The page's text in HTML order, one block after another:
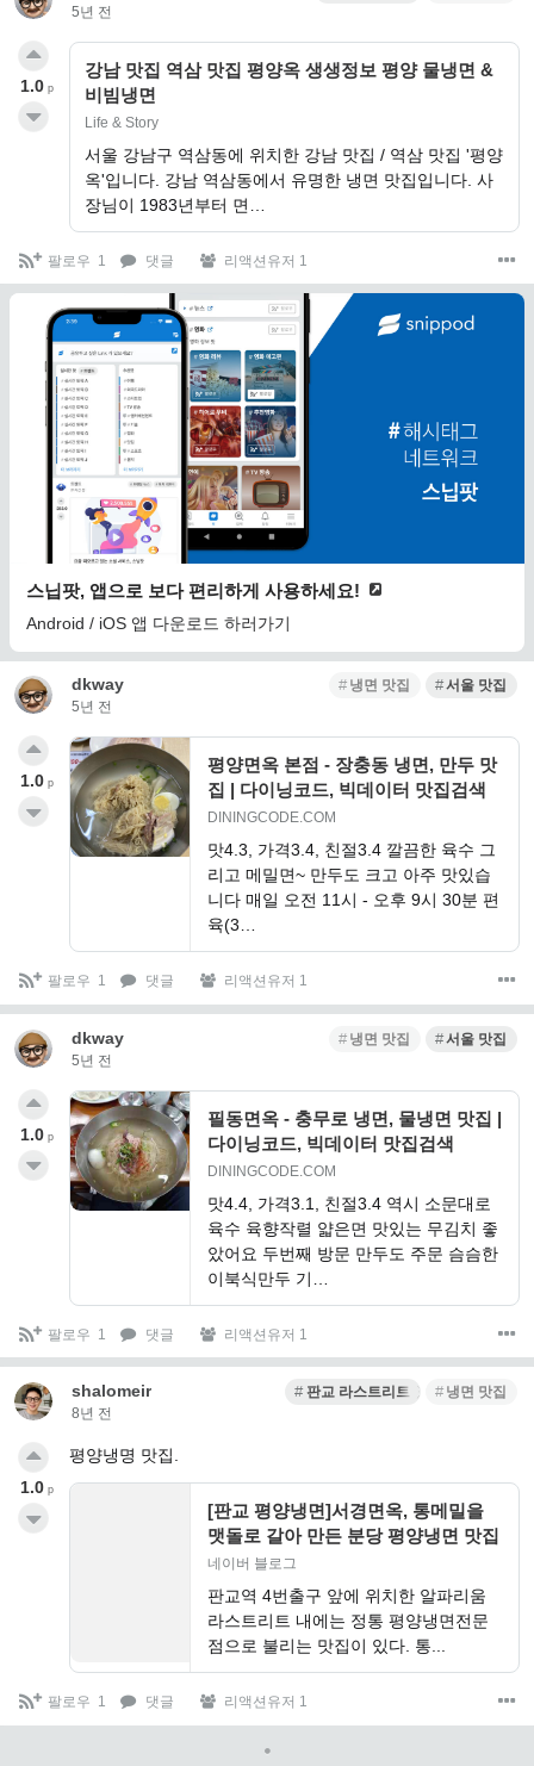
5년 전
강남 맛집 역삼 맛집 평양옥 생생정보 평양 물냉면 &
비빔냉면
Life & Story
서울 강남구 역삼동에 위치한 강남 맛집 / 역삼 맛집 '평양
옥'입니다. 강남 역삼동에서 유명한 냉면 맛집입니다. 사
장님이 1983년부터 면…
1.0 p
팔로우 1 댓글 리액션유저 1
스닙팟, 앱으로 보다 편리하게 사용하세요!
Android / iOS 앱 다운로드 하러가기
dkway
5년 전
냉면 맛집 서울 맛집
평양면옥 본점 - 장충동 냉면, 만두 맛
집 | 다이닝코드, 빅데이터 맛집검색
DININGCODE.COM
맛4.3, 가격3.4, 친절3.4 깔끔한 육수 그
리고 메밀면~ 만두도 크고 아주 맛있습
니다 매일 오전 11시 - 오후 9시 30분 편
육(3…
1.0 p
팔로우 1 댓글 리액션유저 1
dkway
5년 전
냉면 맛집 서울 맛집
필동면옥 - 충무로 냉면, 물냉면 맛집 |
다이닝코드, 빅데이터 맛집검색
DININGCODE.COM
맛4.4, 가격3.1, 친절3.4 역시 소문대로
육수 육향작렬 얇은면 맛있는 무김치 좋
았어요 두번째 방문 만두도 주문 슴슴한
이북식만두 기…
1.0 p
팔로우 1 댓글 리액션유저 1
shalomeir
8년 전
판교 라스트리트 맛집 냉면 맛집
평양냉명 맛집.
[판교 평양냉면]서경면옥, 통메밀을
맷돌로 갈아 만든 분당 평양냉면 맛집
네이버 블로그
판교역 4번출구 앞에 위치한 알파리움
라스트리트 내에는 정통 평양냉면전문
점으로 불리는 맛집이 있다. 통...
1.0 p
팔로우 1 댓글 리액션유저 1